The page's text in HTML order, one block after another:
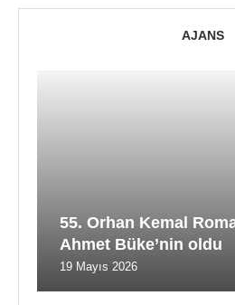
AJANS
55. Orhan Kemal
Ahmet Büke’nin oldu
19 Mayıs 2026